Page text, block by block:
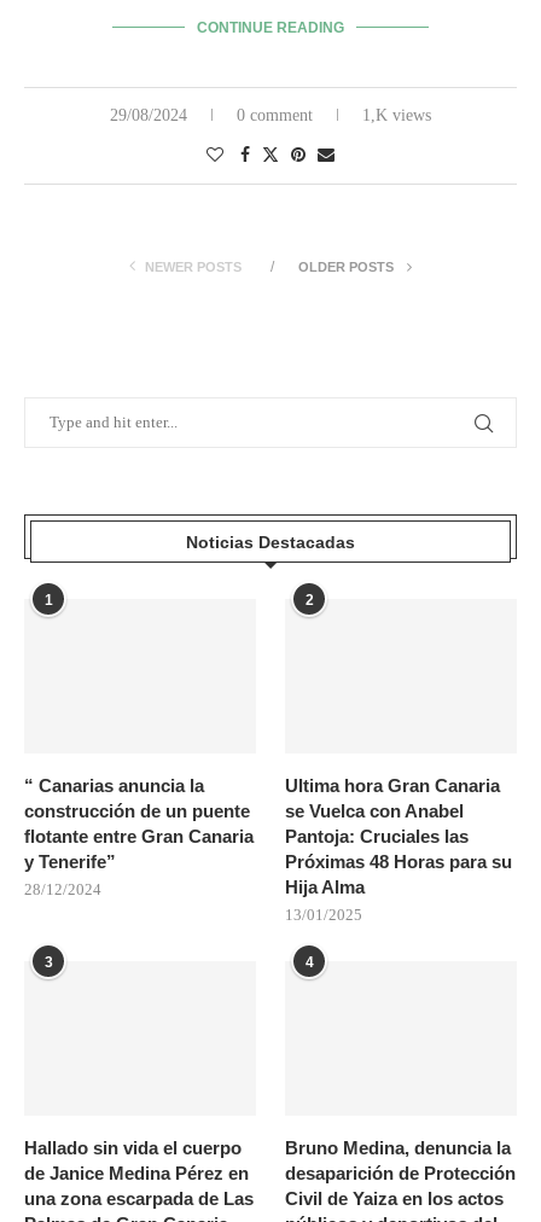
CONTINUE READING
29/08/2024 0 comment 1,K views
NEWER POSTS OLDER POSTS
Noticias Destacadas
1
“ Canarias anuncia la
construcción de un puente
flotante entre Gran Canaria
y Tenerife”
28/12/2024
2
Ultima hora Gran Canaria
se Vuelca con Anabel
Pantoja: Cruciales las
Próximas 48 Horas para su
Hija Alma
13/01/2025
3
Hallado sin vida el cuerpo
de Janice Medina Pérez en
una zona escarpada de Las
4
Bruno Medina, denuncia la
desaparición de Protección
Civil de Yaiza en los actos